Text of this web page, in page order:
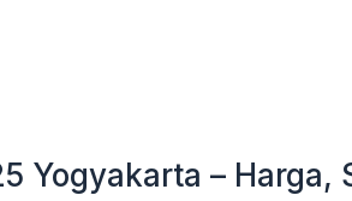
Yogyakarta –